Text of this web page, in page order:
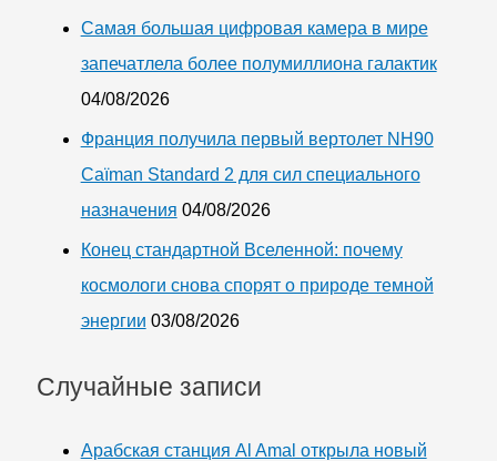
Самая большая цифровая камера в мире
запечатлела более полумиллиона галактик
04/08/2026
Франция получила первый вертолет NH90
Caïman Standard 2 для сил специального
назначения 04/08/2026
Конец стандартной Вселенной: почему
космологи снова спорят о природе темной
энергии 03/08/2026
Случайные записи
Арабская станция Al Amal открыла новый